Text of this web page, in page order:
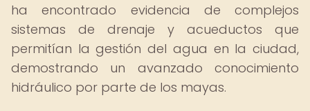
ha encontrado evidencia de complejos
sistemas de drenaje y acueductos que
permitían la gestión del agua en la ciudad,
demostrando un avanzado conocimiento
hidráulico por parte de los mayas.